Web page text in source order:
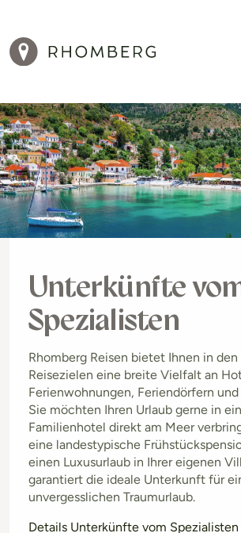
Reiseziele
Unterkünfte
Spezialisten
Rhomberg Reisen bietet Ihnen in den
Reisezielen eine breite Vielfalt an
Ferienwohnungen, Feriendörfern und
Sie möchten Ihren Urlaub gerne in
Familienhotel direkt am Meer
eine landestypische
einen Luxusurlaub in Ihrer eigenen
garantiert die ideale Unterkunft für
unvergesslichen Traumurlaub.
Details Unterkünfte vom Spezialisten